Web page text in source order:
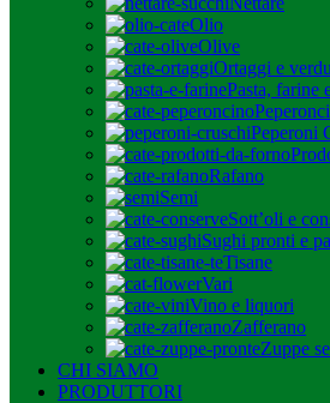
Olio
Olive
Ortaggi e
Pasta, farine
Peperoni
Rafano
Semi
Sott’oli e
Sughi pronti e
Tisane
Vari
Vino e liquori
Zafferano
Zuppe
CHI SIAMO
PRODUTTORI